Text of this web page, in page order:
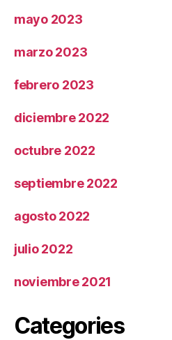
mayo 2023
marzo 2023
febrero 2023
diciembre 2022
octubre 2022
septiembre 2022
agosto 2022
julio 2022
noviembre 2021
Categories